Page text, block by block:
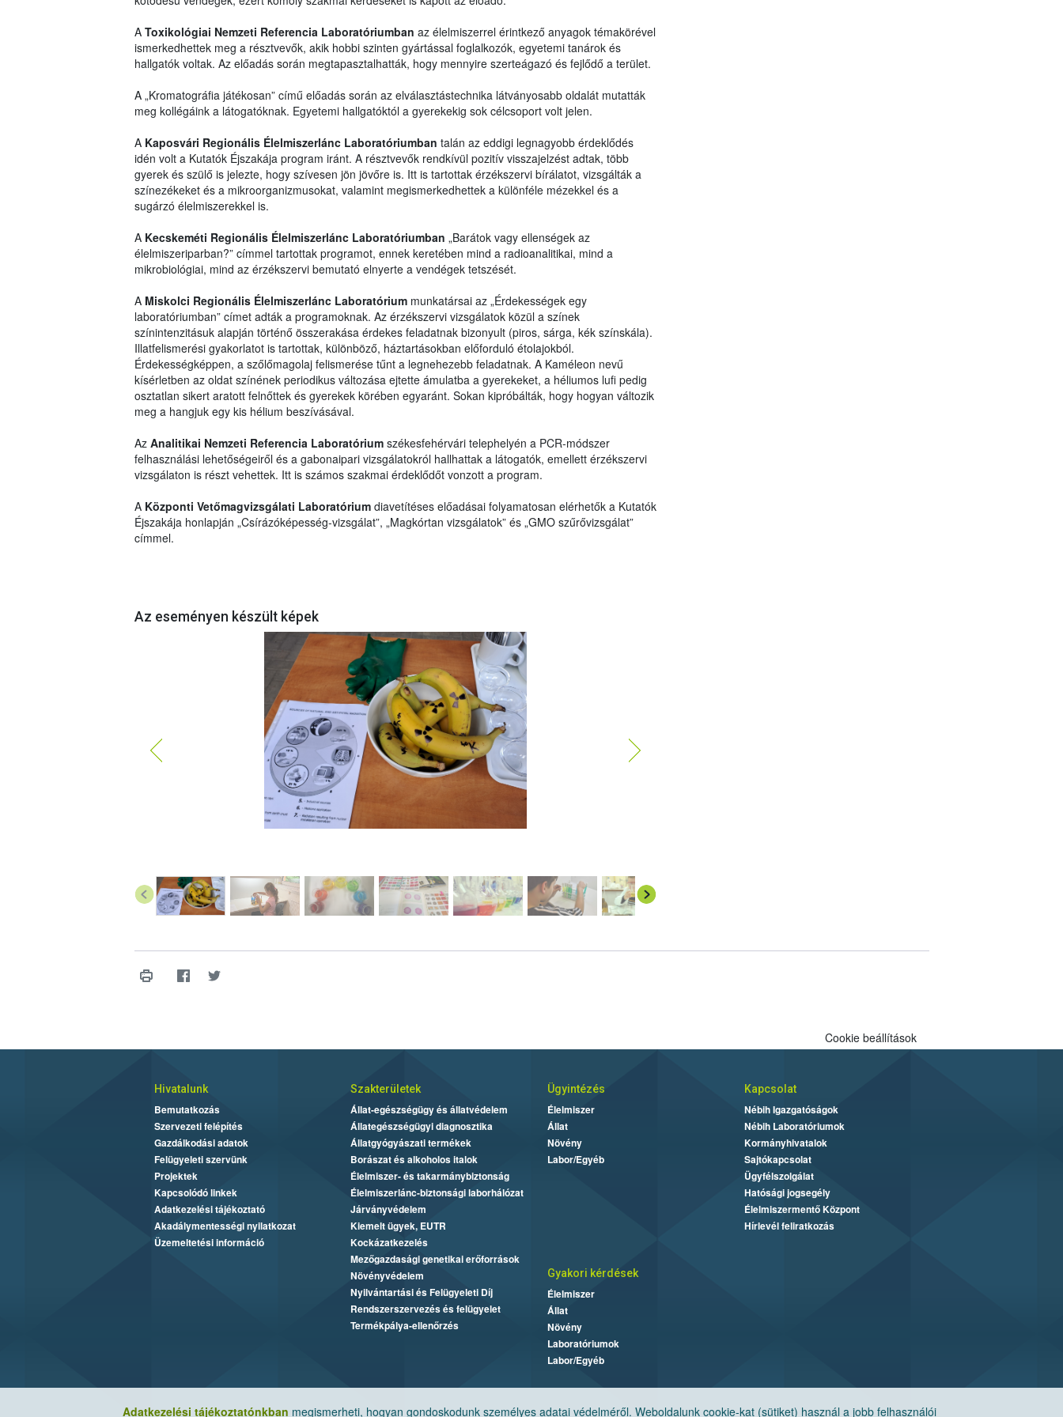
A Toxikológiai Nemzeti Referencia Laboratóriumban az élelmiszerrel érintkező anyagok témakörével
ismerkedhettek meg a résztvevők, akik hobbi szinten gyártással foglalkozók, egyetemi tanárok és
hallgatók voltak. Az előadás során megtapasztalhatták, hogy mennyire szerteágazó és fejlődő a terület.
A „Kromatográfia játékosan” című előadás során az elválasztástechnika látványosabb oldalát mutatták
meg kollégáink a látogatóknak. Egyetemi hallgatóktól a gyerekekig sok célcsoport volt jelen.
A Kaposvári Regionális Élelmiszerlánc Laboratóriumban talán az eddigi legnagyobb érdeklődés
idén volt a Kutatók Éjszakája program iránt. A résztvevők rendkívül pozitív visszajelzést adtak, több
gyerek és szülő is jelezte, hogy szívesen jön jövőre is. Itt is tartottak érzékszervi bírálatot, vizsgálták a
színezékeket és a mikroorganizmusokat, valamint megismerkedhettek a különféle mézekkel és a
sugárzó élelmiszerekkel is.
A Kecskeméti Regionális Élelmiszerlánc Laboratóriumban „Barátok vagy ellenségek az
élelmiszeriparban?” címmel tartottak programot, ennek keretében mind a radioanalitikai, mind a
mikrobiológiai, mind az érzékszervi bemutató elnyerte a vendégek tetszését.
A Miskolci Regionális Élelmiszerlánc Laboratórium munkatársai az „Érdekességek egy
laboratóriumban” címet adták a programoknak. Az érzékszervi vizsgálatok közül a színek
színintenzitásuk alapján történő összerakása érdekes feladatnak bizonyult (piros, sárga, kék színskála).
Illatfelismerési gyakorlatot is tartottak, különböző, háztartásokban előforduló étolajokból.
Érdekességképpen, a szőlőmagolaj felismerése tűnt a legnehezebb feladatnak. A Kaméleon nevű
kísérletben az oldat színének periodikus változása ejtette ámulatba a gyerekeket, a héliumos lufi pedig
osztatlan sikert aratott felnőttek és gyerekek körében egyaránt. Sokan kipróbálták, hogy hogyan változik
meg a hangjuk egy kis hélium beszívásával.
Az Analitikai Nemzeti Referencia Laboratóriumszékesfehérvári telephelyén a PCR-módszer
felhasználási lehetőségeiről és a gabonaipari vizsgálatokról hallhattak a látogatók, emellett érzékszervi
vizsgálaton is részt vehettek. Itt is számos szakmai érdeklődőt vonzott a program.
A Központi Vetőmagvizsgálati Laboratóriumdiavetítéses előadásai folyamatosan elérhetők a Kutatók
Éjszakája honlapján „Csírázóképesség-vizsgálat”, „Magkórtan vizsgálatok” és „GMO szűrővizsgálat”
címmel.
Az eseményen készült képek
Adatkezelési tájékoztatónkban megismerheti, hogyan gondoskodunk személyes adatai védelméről. Weboldalunk cookie-kat (sütiket) használ a jobb felhasználói
Cookie beállítások
Hivatalunk
Bemutatkozás
Szervezeti felépítés
Gazdálkodási adatok
Felügyeleti szervünk
Projektek
Kapcsolódó linkek
Adatkezelési tájékoztató
Akadálymentességi nyilatkozat
Üzemeltetési információ
Szakterületek
Állat-egészségügy és állatvédelem
Állategészségügyi diagnosztika
Állatgyógyászati termékek
Borászat és alkoholos italok
Élelmiszer- és takarmánybiztonság
Élelmiszerlánc-biztonsági laborhálózat
Járványvédelem
Kiemelt ügyek, EUTR
Kockázatkezelés
Mezőgazdasági genetikai erőforrások
Növényvédelem
Nyilvántartási és Felügyeleti Díj
Rendszerszervezés és felügyelet
Termékpálya-ellenőrzés
Ügyintézés
Élelmiszer
Állat
Növény
Labor/Egyéb
Kapcsolat
Nébih Igazgatóságok
Nébih Laboratóriumok
Kormányhivatalok
Sajtókapcsolat
Ügyfélszolgálat
Hatósági jogsegély
Élelmiszermentő Központ
Hírlevél feliratkozás
Gyakori kérdések
Élelmiszer
Állat
Növény
Laboratóriumok
Labor/Egyéb